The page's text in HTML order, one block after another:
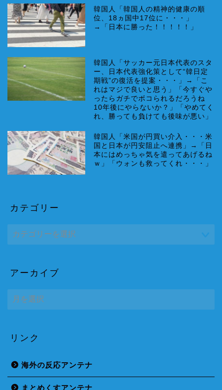
韓国人「韓国人の精神的健康の順
位、18ヵ国中17位に・・・」
→「日本に勝った！！！！！」
韓国人「サッカー元日本代表のスタ
ー、日本代表強化策として“韓日定
期戦”の復活を提案・・・」→「こ
れはマジで良いと思う」「今すぐや
ったらガチでボコられるだろうね
10年後にやらないか？」「やめてく
れ、勝っても負けても後味が悪い」
韓国人「米国が円買い介入・・・米
国と日本が円安阻止へ連携」→「日
本にはめっちゃ気を遣ってあげるね
ｗ」「ウォンも救ってくれ・・・」
カテゴリー
アーカイブ
ー
ブリンク
海外の反応アンテナ
まとめくすアンテナ